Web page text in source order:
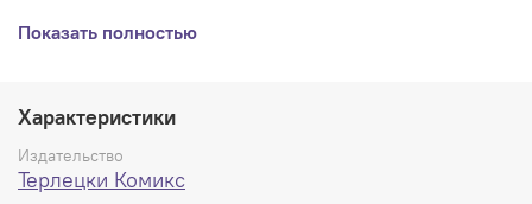
Показать полностью
Характеристики
Издательство
Терлецки Комикс